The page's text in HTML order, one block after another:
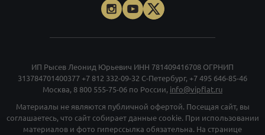
ИП Рысев Леонид Юрьевич ИНН 781409416708 ОГРНИП
313784701400377 +7 812 332-09-32 С-Петербург, +7 495 646-85-46
Москва, 8 800 555-75-06 по России, info@vipflat.ru
Материалы не являются публичной офертой. Посещая сайт, вы
соглашаетесь, что сайт собирает данные cookie. При использовании
материалов и фото гиперссылка обязательна. На странице